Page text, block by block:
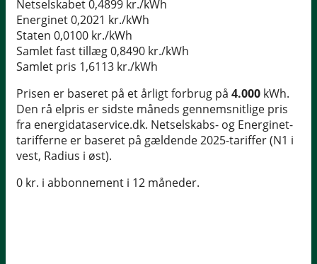
Netselskabet0,4899 kr./kWh
Energinet0,2021 kr./kWh
Staten 0,0100 kr./kWh
Samlet fast tillæg0,8490 kr./kWh
Samlet pris 1,6113 kr./kWh
Prisen er baseret på et årligt forbrug på 4.000 kWh.
Den rå elpris er sidste måneds gennemsnitlige pris
fra energidataservice.dk. Netselskabs- og Energinet-
tarifferne er baseret på gældende 2025-tariffer (N1 i
vest, Radius i øst).
0 kr. i abbonnement i 12 måneder.